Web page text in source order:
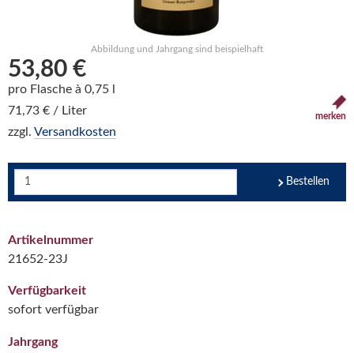
Abbildung und Jahrgang sind beispielhaft
53,80 €
pro Flasche à 0,75 l
71,73 € / Liter
zzgl. Versandkosten
merken
Bestellen
Artikelnummer
21652-23J
Verfügbarkeit
sofort verfügbar
Jahrgang